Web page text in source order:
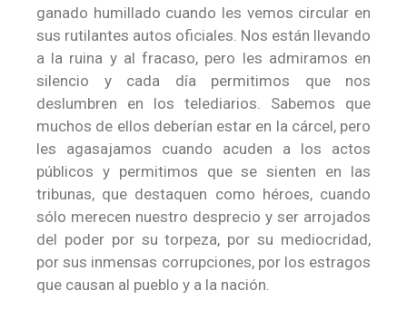
ganado humillado cuando les vemos circular en
sus rutilantes autos oficiales. Nos están llevando
a la ruina y al fracaso, pero les admiramos en
silencio y cada día permitimos que nos
deslumbren en los telediarios. Sabemos que
muchos de ellos deberían estar en la cárcel, pero
les agasajamos cuando acuden a los actos
públicos y permitimos que se sienten en las
tribunas, que destaquen como héroes, cuando
sólo merecen nuestro desprecio y ser arrojados
del poder por su torpeza, por su mediocridad,
por sus inmensas corrupciones, por los estragos
que causan al pueblo y a la nación.